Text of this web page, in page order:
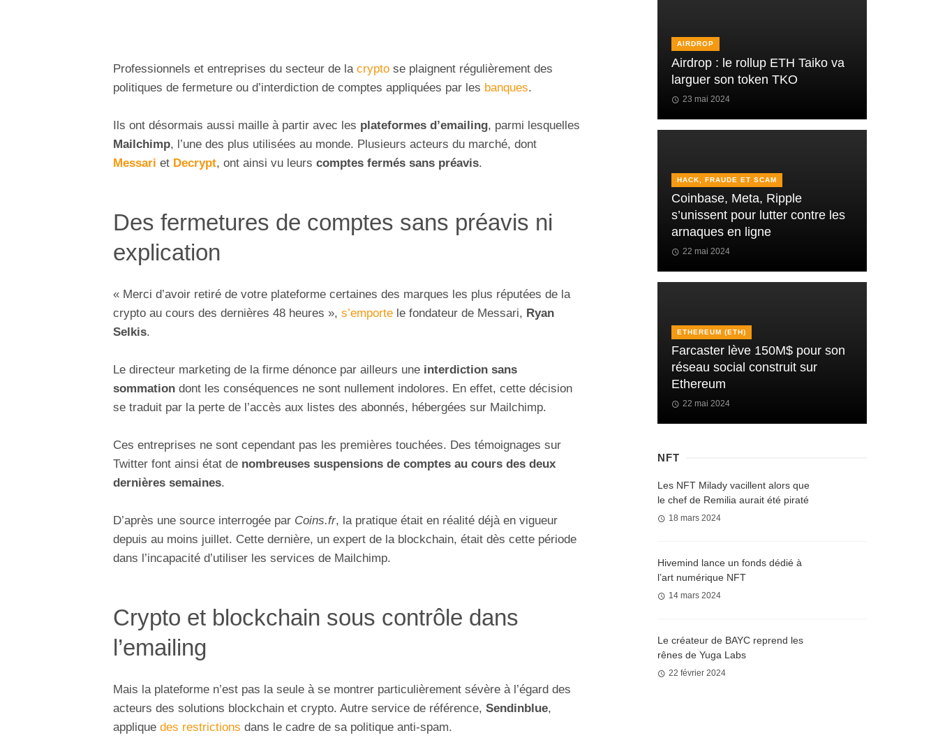
Professionnels et entreprises du secteur de la crypto se plaignent régulièrement des
politiques de fermeture ou d’interdiction de comptes appliquées par les banques.
Ils ont désormais aussi maille à partir avec les plateformes d’emailing, parmi lesquelles
Mailchimp, l’une des plus utilisées au monde. Plusieurs acteurs du marché, dont
Messari et Decrypt, ont ainsi vu leurs comptes fermés sans préavis.
Des fermetures de comptes sans préavis ni
explication
« Merci d’avoir retiré de votre plateforme certaines des marques les plus réputées de la
crypto au cours des dernières 48 heures », s’emporte le fondateur de Messari, Ryan
Selkis.
Le directeur marketing de la firme dénonce par ailleurs une interdiction sans
sommation dont les conséquences ne sont nullement indolores. En effet, cette décision
se traduit par la perte de l’accès aux listes des abonnés, hébergées sur Mailchimp.
Ces entreprises ne sont cependant pas les premières touchées. Des témoignages sur
Twitter font ainsi état de nombreuses suspensions de comptes au cours des deux
dernières semaines.
D’après une source interrogée par Coins.fr, la pratique était en réalité déjà en vigueur
depuis au moins juillet. Cette dernière, un expert de la blockchain, était dès cette période
dans l’incapacité d’utiliser les services de Mailchimp.
Crypto et blockchain sous contrôle dans
l’emailing
Mais la plateforme n’est pas la seule à se montrer particulièrement sévère à l’égard des
acteurs des solutions blockchain et crypto. Autre service de référence, Sendinblue,
applique des restrictions dans le cadre de sa politique anti-spam.
AIRDROP
Airdrop : le rollup ETH Taiko va
larguer son token TKO
23 mai 2024
HACK, FRAUDE ET SCAM
Coinbase, Meta, Ripple
s’unissent pour lutter contre les
arnaques en ligne
22 mai 2024
ETHEREUM (ETH)
Farcaster lève 150M$ pour son
réseau social construit sur
Ethereum
22 mai 2024
NFT
Les NFT Milady vacillent alors que
le chef de Remilia aurait été piraté
18 mars 2024
Hivemind lance un fonds dédié à
l’art numérique NFT
14 mars 2024
Le créateur de BAYC reprend les
rênes de Yuga Labs
22 février 2024